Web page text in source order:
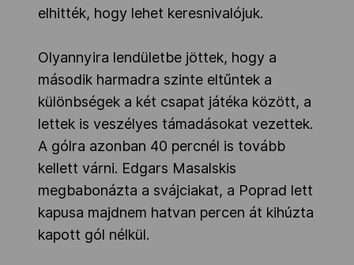
elhitték, hogy lehet keresnivalójuk.
Olyannyira lendületbe jöttek, hogy a
második harmadra szinte eltűntek a
különbségek a két csapat játéka között, a
lettek is veszélyes támadásokat vezettek.
A gólra azonban 40 percnél is tovább
kellett várni. Edgars Masalskis
megbabonázta a svájciakat, a Poprad lett
kapusa majdnem hatvan percen át kihúzta
kapott gól nélkül.